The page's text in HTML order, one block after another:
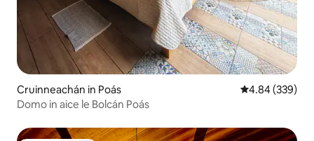
Cruinneachán in Poás Meánrátáil
4.84 (339)
Domo in aice le Bolcán Poás